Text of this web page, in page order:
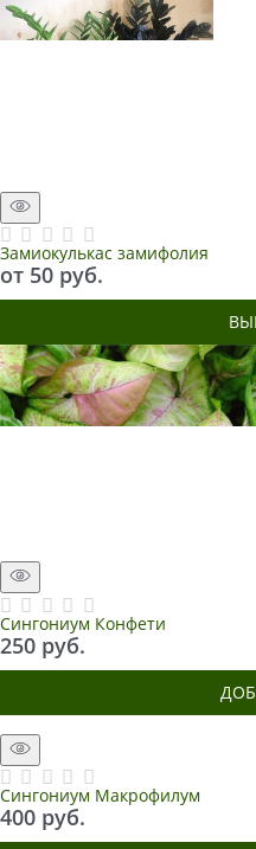
Замиокулькас замифолия
от 50 руб.
Сингониум Конфети
250 руб.
Сингониум Макрофилум
400 руб.